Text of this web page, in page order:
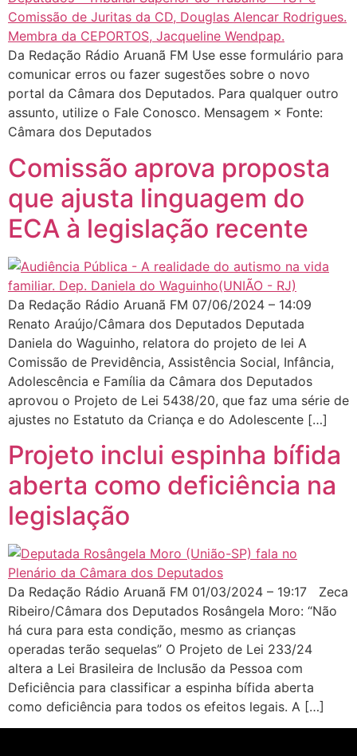
Da Redação Rádio Aruanã FM Use esse formulário para
comunicar erros ou fazer sugestões sobre o novo
portal da Câmara dos Deputados. Para qualquer outro
assunto, utilize o Fale Conosco. Mensagem × Fonte:
Câmara dos Deputados
Comissão aprova proposta
que ajusta linguagem do
ECA à legislação recente
Da Redação Rádio Aruanã FM 07/06/2024 – 14:09
Renato Araújo/Câmara dos Deputados Deputada
Daniela do Waguinho, relatora do projeto de lei A
Comissão de Previdência, Assistência Social, Infância,
Adolescência e Família da Câmara dos Deputados
aprovou o Projeto de Lei 5438/20, que faz uma série de
ajustes no Estatuto da Criança e do Adolescente […]
Projeto inclui espinha bífida
aberta como deficiência na
legislação
Da Redação Rádio Aruanã FM 01/03/2024 – 19:17 Zeca
Ribeiro/Câmara dos Deputados Rosângela Moro: “Não
há cura para esta condição, mesmo as crianças
operadas terão sequelas” O Projeto de Lei 233/24
altera a Lei Brasileira de Inclusão da Pessoa com
Deficiência para classificar a espinha bífida aberta
como deficiência para todos os efeitos legais. A […]